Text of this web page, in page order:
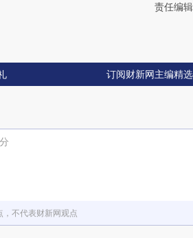
责任编
订阅财新网主编精
不代表财新网观点